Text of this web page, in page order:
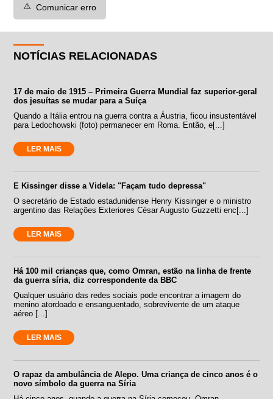
⚠️ Comunicar erro
NOTÍCIAS RELACIONADAS
17 de maio de 1915 – Primeira Guerra Mundial faz superior-geral
dos jesuítas se mudar para a Suíça
Quando a Itália entrou na guerra contra a Áustria, ficou insustentável
para Ledochowski (foto) permanecer em Roma. Então, e[...]
LER MAIS
E Kissinger disse a Videla: "Façam tudo depressa"
O secretário de Estado estadunidense Henry Kissinger e o ministro
argentino das Relações Exteriores César Augusto Guzzetti enc[...]
LER MAIS
Há 100 mil crianças que, como Omran, estão na linha de frente
da guerra síria, diz correspondente da BBC
Qualquer usuário das redes sociais pode encontrar a imagem do
menino atordoado e ensanguentado, sobrevivente de um ataque
aéreo [...]
LER MAIS
O rapaz da ambulância de Alepo. Uma criança de cinco anos é o
novo símbolo da guerra na Síria